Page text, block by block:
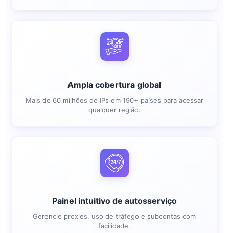
Ampla cobertura global
Mais de 60 milhões de IPs em 190+ países para acessar
qualquer região.
Painel intuitivo de autosserviço
Gerencie proxies, uso de tráfego e subcontas com
facilidade.